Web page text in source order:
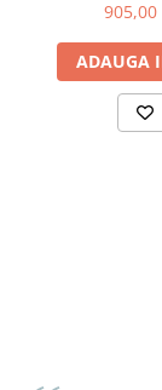
bilute aur
905,00
ADAUGA